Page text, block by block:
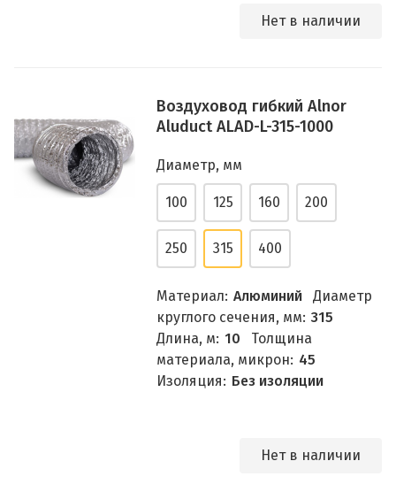
Нет в наличии
Воздуховод гибкий Alnor
Aluduct ALAD-L-315-1000
Диаметр, мм
100 125 160 200
250 315 400
Материал: Алюминий
Диаметр
круглого сечения, мм: 315
Длина, м: 10
Толщина
материала, микрон: 45
Изоляция: Без изоляции
Нет в наличии